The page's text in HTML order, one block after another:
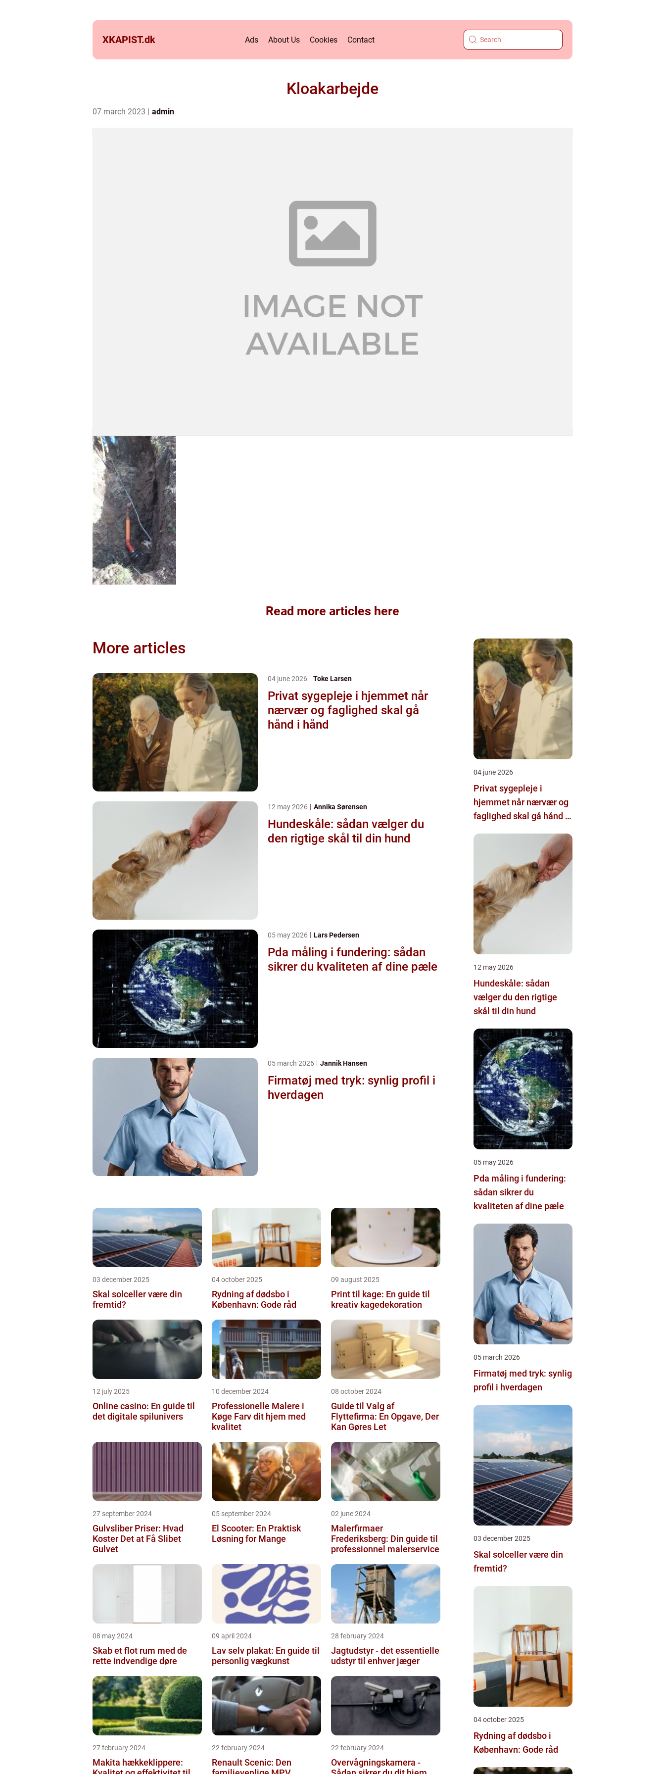
XKAPIST.dk Ads About Us Cookies Contact
Kloakarbejde
07 march 2023 admin
Read more articles here
More articles
04 june 2026 Toke Larsen
Privat sygepleje i hjemmet når
nærvær og faglighed skal gå
hånd i hånd
12 may 2026 Annika Sørensen
Hundeskåle: sådan vælger du
den rigtige skål til din hund
05 may 2026 Lars Pedersen
Pda måling i fundering: sådan
sikrer du kvaliteten af dine pæle
05 march 2026 Jannik Hansen
Firmatøj med tryk: synlig profil i
hverdagen
03 december 2025
Skal solceller være din
fremtid?
04 october 2025
Rydning af dødsbo i
København: Gode råd
09 august 2025
Print til kage: En guide til
kreativ kagedekoration
12 july 2025
Online casino: En guide til
det digitale spilunivers
10 december 2024
Professionelle Malere i
Køge Farv dit hjem med
kvalitet
08 october 2024
Guide til Valg af
Flyttefirma: En Opgave, Der
Kan Gøres Let
27 september 2024
Gulvsliber Priser: Hvad
Koster Det at Få Slibet
Gulvet
05 september 2024
El Scooter: En Praktisk
Løsning for Mange
02 june 2024
Malerfirmaer
Frederiksberg: Din guide til
professionnel malerservice
08 may 2024
Skab et flot rum med de
rette indvendige døre
09 april 2024
Lav selv plakat: En guide til
personlig vægkunst
28 february 2024
Jagtudstyr - det essentielle
udstyr til enhver jæger
27 february 2024
Makita hækkeklippere:
22 february 2024
Renault Scenic: Den
22 february 2024
Overvågningskamera -
04 june 2026
Privat sygepleje i
hjemmet når nærvær og
faglighed skal gå hånd i
12 may 2026
Hundeskåle: sådan
vælger du den rigtige
skål til din hund
05 may 2026
Pda måling i fundering:
sådan sikrer du
kvaliteten af dine pæle
05 march 2026
Firmatøj med tryk: synlig
profil i hverdagen
03 december 2025
Skal solceller være din
fremtid?
04 october 2025
Rydning af dødsbo i
København: Gode råd